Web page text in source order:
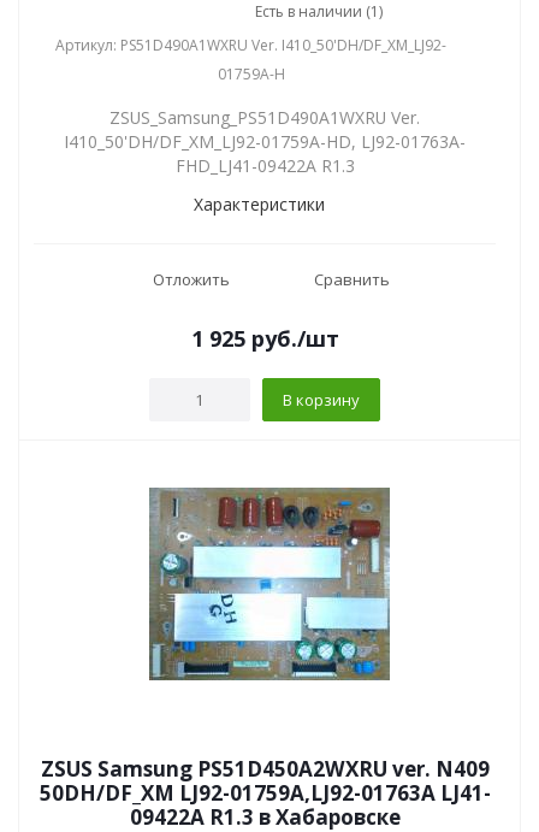
Есть в наличии (1)
Артикул: PS51D490A1WXRU Ver. I410_50'DH/DF_XM_LJ92-
01759A-H
ZSUS_Samsung_PS51D490A1WXRU Ver.
I410_50'DH/DF_XM_LJ92-01759A-HD, LJ92-01763A-
FHD_LJ41-09422A R1.3
Характеристики
Отложить Сравнить
1 925 руб./шт
В корзину
ZSUS Samsung PS51D450A2WXRU ver. N409
50DH/DF_XM LJ92-01759A,LJ92-01763A LJ41-
09422A R1.3 в Хабаровске